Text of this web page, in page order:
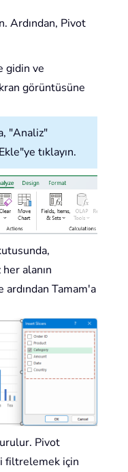
Ardından, Pivot
gidin ve
görüntüsüne
"Analiz"
tıklayın.
alanın
Tamam'a
Pivot
filtrelemek için